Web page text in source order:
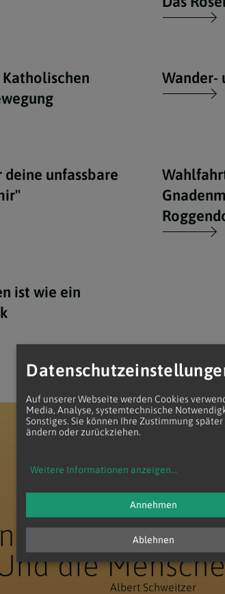
Wander-
deine unfassbare
ist wie ein
nicht die
die
Albert Schweitzer
Auf unserer Webseite werden Cookies
Media, Analyse, systemtechnische
Sonstiges. Sie können Ihre Zustimmung
ändern oder zurückziehen.
Weitere Informationen anzeigen...
Ablehnen
Annehmen